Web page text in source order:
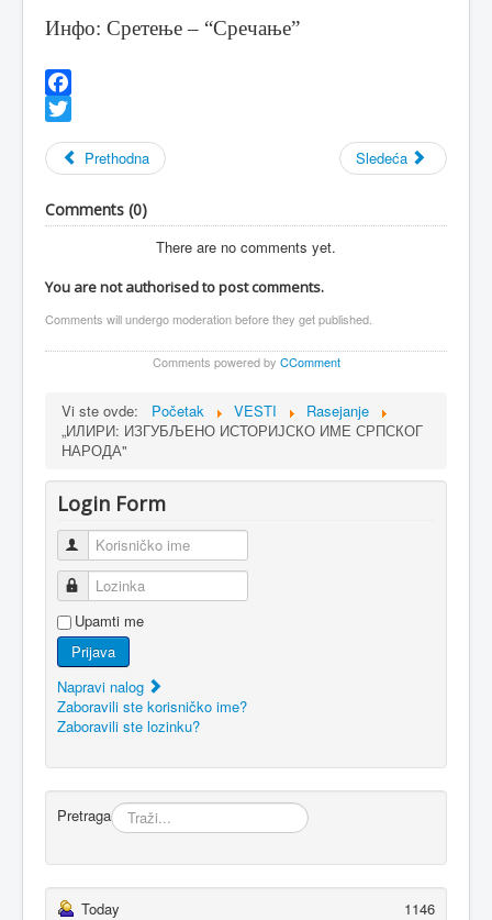
Инфо: Сретење – “Сречање”
Facebook
Prethodna
Sledeća
Comments (0)
There are no comments yet.
You are not authorised to post comments.
Comments will undergo moderation before they get published.
Comments powered by CComment
Vi ste ovde: Početak VESTI
Rasejanje
„ИЛИРИ: ИЗГУБЉЕНО ИСТОРИЈСКО ИМЕ СРПСКОГ
НАРОДА"
Login Form
Korisničko ime
Lozinka
Upamti me
Prijava
Napravi nalog
Zaboravili ste korisničko ime?
Zaboravili ste lozinku?
Pretraga
Today
1146